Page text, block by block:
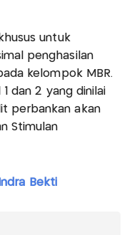
untuk
penghasilan
kelompok MBR.
dan 2 yang dinilai
perbankan akan
Stimulan
Bekti